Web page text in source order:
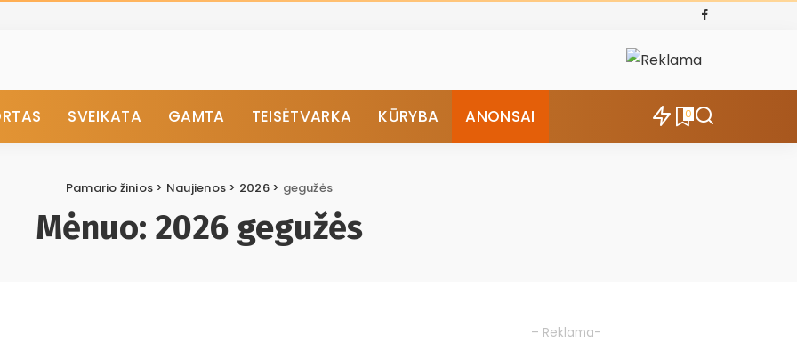
SVEIKATA GAMTA TEISĖTVARKA KŪRYBA ANONSAI 0
Pamario žinios > Naujienos > 2026> gegužės
Mėnuo: 2026 gegužės
– Reklama-